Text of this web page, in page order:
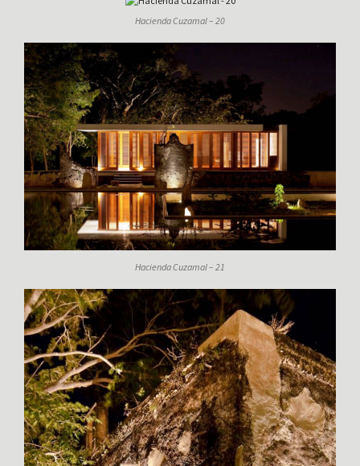
Hacienda Cuzamal – 20
Hacienda Cuzamal – 21